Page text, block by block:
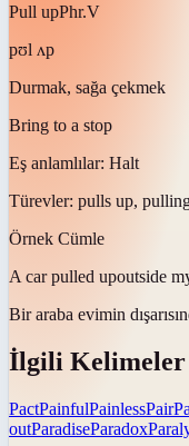
Pull upPhr.V
pʊl ʌp
Durmak, sağa çekmek
Bring to a stop
Eş anlamlılar: Halt
Türevler: pulls up,
Örnek Cümle
A car pulled upoutside
Bir araba evimin
İlgili Kelimeler
PactPainfulPainlessPair
outParadiseParadox